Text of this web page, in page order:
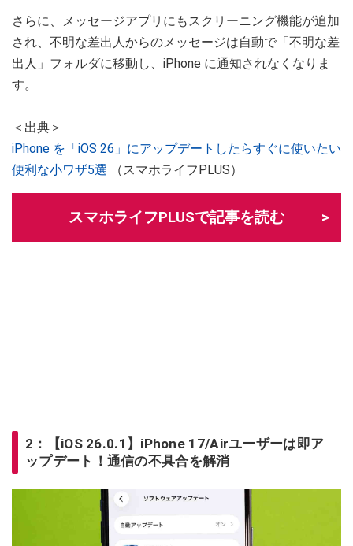
さらに、メッセージアプリにもスクリーニング機能が追加
され、不明な差出人からのメッセージは自動で「不明な差
出人」フォルダに移動し、iPhone に通知されなくなりま
す。
＜出典＞
iPhone を「iOS 26」にアップデートしたらすぐに使いたい
便利な小ワザ5選
（スマホライフPLUS）
スマホライフPLUSで記事を読む
2：【iOS 26.0.1】iPhone 17/Airユーザーは即ア
ップデート！通信の不具合を解消